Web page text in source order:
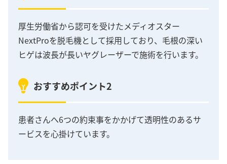
厚生労働省から認可を受けたメディオスター
NextProを脱毛機として採用しており、毛根の深い
ヒゲは波長が長いヤグレーザーで施術を行います。
おすすめポイント2
患者さんへ6つの約束事をかかげて透明性のあるサ
ービスを心掛けています。